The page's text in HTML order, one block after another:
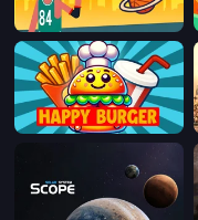
Basketball Orbit
Happy Burger